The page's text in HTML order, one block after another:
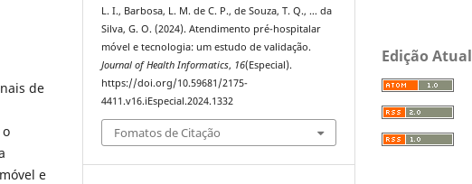
de
e
L. I., Barbosa, L. M. de C. P., de Souza, T. Q., … da
Silva, G. O. (2024). Atendimento pré-hospitalar
móvel e tecnologia: um estudo de validação.
Journal of Health Informatics, 16(Especial).
https://doi.org/10.59681/2175-
4411.v16.iEspecial.2024.1332
Fomatos de Citação
Edição Atual